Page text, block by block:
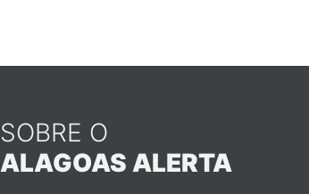
SOBRE O
ALAGOAS ALERTA